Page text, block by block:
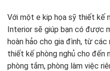
Với một e kip họa sỹ thiết kế
Interior sẽ giúp bạn có được
hoàn hảo cho gia đình, từ
thiết kế phòng nghủ cho đến
phòng tắm, phòng làm việc